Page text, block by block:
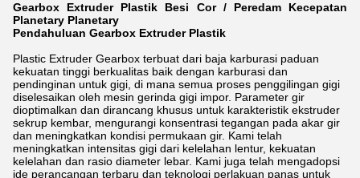
Gearbox Extruder Plastik Besi Cor / Peredam Kecepatan
Planetary Planetary
Pendahuluan Gearbox Extruder Plastik
Plastic Extruder Gearbox terbuat dari baja karburasi paduan
kekuatan tinggi berkualitas baik dengan karburasi dan
pendinginan untuk gigi, di mana semua proses penggilingan gigi
diselesaikan oleh mesin gerinda gigi impor. Parameter gir
dioptimalkan dan dirancang khusus untuk karakteristik ekstruder
sekrup kembar, mengurangi konsentrasi tegangan pada akar gir
dan meningkatkan kondisi permukaan gir. Kami telah
meningkatkan intensitas gigi dari kelelahan lentur, kekuatan
kelelahan dan rasio diameter lebar. Kami juga telah mengadopsi
ide perancangan terbaru dan teknologi perlakuan panas untuk